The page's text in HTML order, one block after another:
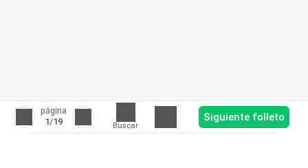
página
1/19 Buscar
Siguiente folleto